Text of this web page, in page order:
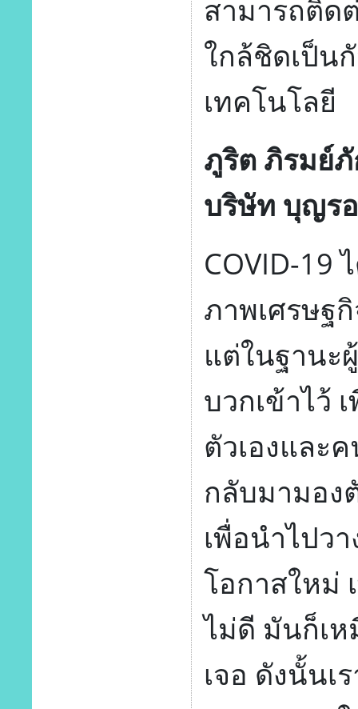
สามารถติด
ใกล้ชิดเป็น
เทคโนโลยี
ภูริต ภิรมย์
บริษัท บุญร
COVID-19
ภาพเศรษฐ
แต่ในฐานะ
บวกเข้าไว้
ตัวเองและ
กลับมามอง
เพื่อนำไปว
โอกาสใหม่
ไม่ดี มันก็เ
เจอ ดังนั้นเ